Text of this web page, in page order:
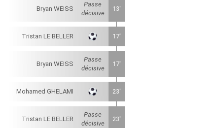
Bryan WEISS
Passe
décisive
13'
Tristan LE BELLER 17'
Bryan WEISS
Passe
décisive
17'
Mohamed GHELAMI 23'
Tristan LE BELLER
Passe
décisive
23'